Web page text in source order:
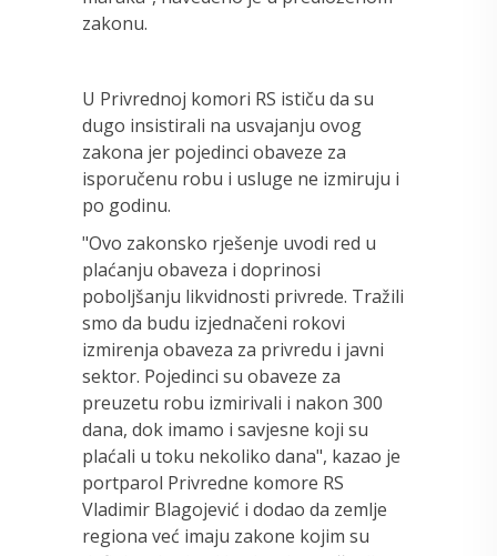
zakonu.
U Privrednoj komori RS ističu da su
dugo insistirali na usvajanju ovog
zakona jer pojedinci obaveze za
isporučenu robu i usluge ne izmiruju i
po godinu.
"Ovo zakonsko rješenje uvodi red u
plaćanju obaveza i doprinosi
poboljšanju likvidnosti privrede. Tražili
smo da budu izjednačeni rokovi
izmirenja obaveza za privredu i javni
sektor. Pojedinci su obaveze za
preuzetu robu izmirivali i nakon 300
dana, dok imamo i savjesne koji su
plaćali u toku nekoliko dana", kazao je
portparol Privredne komore RS
Vladimir Blagojević i dodao da zemlje
regiona već imaju zakone kojim su